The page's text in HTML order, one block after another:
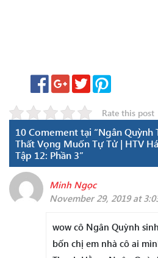
Rate this post
10 Comement tại “Ngân
Thất Vọng Muốn Tự Tử | HTV
Tập 12: Phần 3”
Minh Ngọc
November 29, 2019 at
wow cô Ngân Quỳnh
bốn chị em nhà cô ai